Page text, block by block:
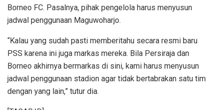
Borneo FC. Pasalnya, pihak pengelola harus menyusun
jadwal penggunaan Maguwoharjo.
“Kalau yang sudah pasti memberitahu secara resmi baru
PSS karena ini juga markas mereka. Bila Persiraja dan
Borneo akhirnya bermarkas di sini, kami harus menyusun
jadwal penggunaan stadion agar tidak bertabrakan satu tim
dengan yang lain,” tutur dia.